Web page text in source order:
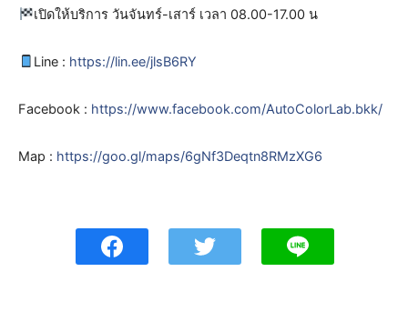
เปิดให้บริการ วันจันทร์-เสาร์ เวลา 08.00-17.00 น
Line : https://lin.ee/jlsB6RY
Facebook : https://www.facebook.com/AutoColorLab.bkk/
Map : https://goo.gl/maps/6gNf3Deqtn8RMzXG6